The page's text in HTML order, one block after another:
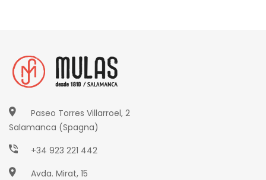
Paseo Torres Villarroel, 2
Salamanca (Spagna)
+34 923 221 442
Avda. Mirat, 15